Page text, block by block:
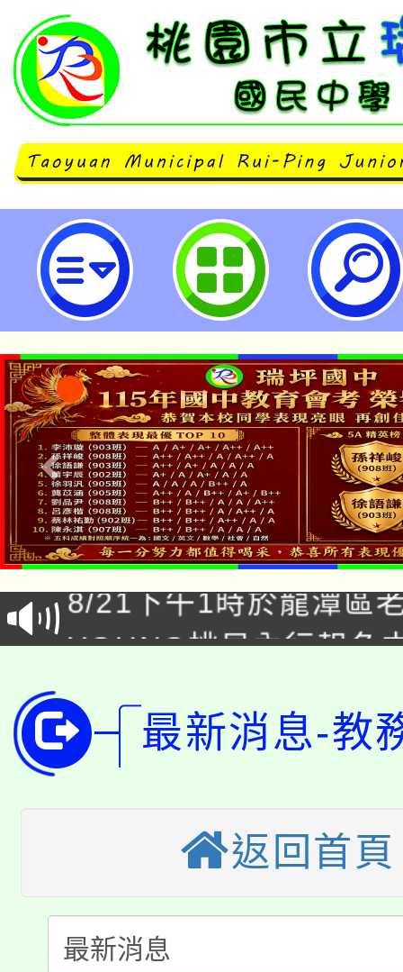
馬祖語論壇—如何推動馬祖語在復
資源建置等策略之推進-桃園市立
「本色祭」8/29、30在
場熱烈登場!
8/21下午1時於龍潭區
徵才活動。
YOUNG桃局內行報名
開!
115年桃園市運動會8/
田徑場及游泳池舉行。
桃園市低收入戶享有免
視費優惠，中低收入戶
半價優惠，詳情可洽有
者。
大園自造教育及科技中
份教師增能研習
大溪自造教育及科技
份教師研習
淨零綠生活教案入校路
會
115年食農教育專業人
最新消息-教
返回首頁